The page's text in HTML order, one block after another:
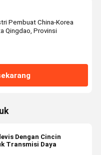
Pembuat China-Korea
Qingdao, Provinsi
Dengan Cincin
Transmisi Daya